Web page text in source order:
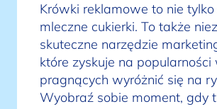
Krówki reklamowe to nie tylko
mleczne cukierki. To także
skuteczne narzędzie
które zyskuje na
pragnących wyróżnić się na
Wyobraź sobie moment, gdy